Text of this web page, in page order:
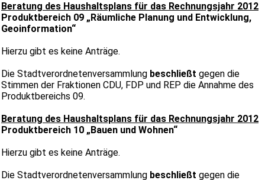
Beratung des Haushaltsplans für das Rechnungsjahr 2012
Produktbereich 09 „Räumliche Planung und Entwicklung,
Geoinformation“
Hierzu gibt es keine Anträge.
Die Stadtverordnetenversammlung beschließt gegen die
Stimmen der Fraktionen CDU, FDP und REP die Annahme des
Produktbereichs 09.
Beratung des Haushaltsplans für das Rechnungsjahr 2012
Produktbereich 10 „Bauen und Wohnen“
Hierzu gibt es keine Anträge.
Die Stadtverordnetenversammlung beschließt gegen die